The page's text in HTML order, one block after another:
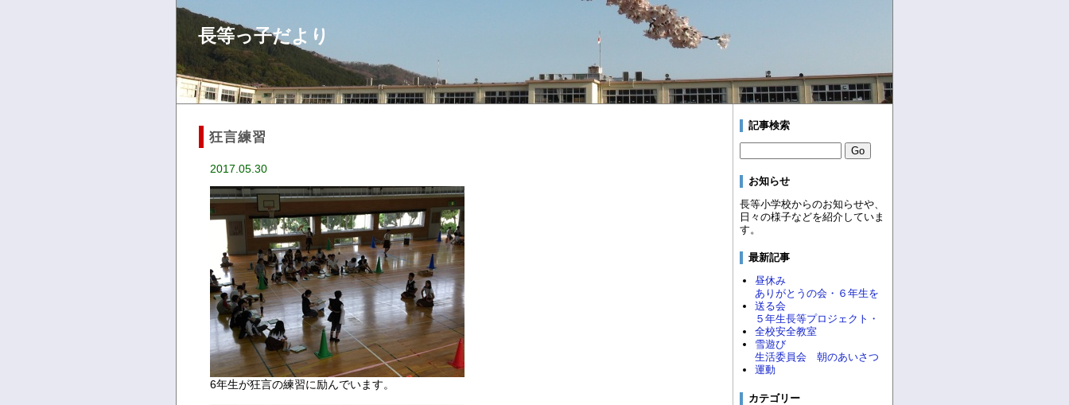
長等っ子だより
狂言練習
2017.05.30
6年生が狂言の練習に励んでいます。
記事検索
お知らせ
長等小学校からのお知らせや、
日々の様子などを紹介していま
す。
最新記事
昼休み
ありがとうの会・６年生を
送る会
５年生長等プロジェクト・
全校安全教室
雪遊び
生活委員会 朝のあいさつ
運動
カテゴリー